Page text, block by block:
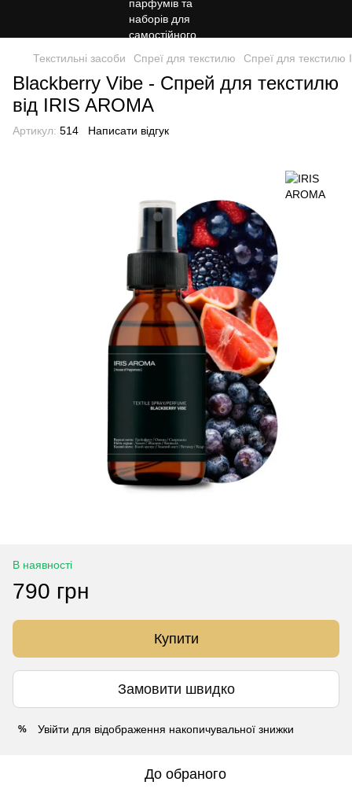
Текстильні засоби Спреї для текстилю Спреї для текстилю
Blackberry Vibe - Спрей для текстилю
від IRIS AROMA
Артикул: 514 Написати відгук
В наявності
790 грн
Купити
Замовити швидко
% Увійти для відображення накопичувальної знижки
До обраного